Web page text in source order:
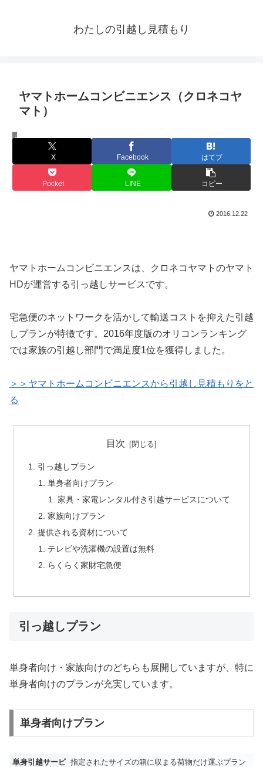
わたしの引越し見積もり
ヤマトホームコンビニエンス（クロネコヤ
マト）
引越し業者の特徴
X Facebook はてブ
Pocket LINE コピー
2016.12.22
ヤマトホームコンビニエンスは、クロネコヤマトのヤマト
HDが運営する引っ越しサービスです。
宅急便のネットワークを活かして輸送コストを抑えた引越
しプランが特徴です。2016年度版のオリコンランキング
では家族の引越し部門で満足度1位を獲得しました。
＞＞ヤマトホームコンビニエンスから引越し見積もりをと
る
目次
引っ越しプラン
単身者向けプラン
家具・家電レンタル付き引越サービスについて
家族向けプラン
提供される資材について
テレビや洗濯機の設置は無料
らくらく家財宅急便
引っ越しプラン
単身者向け・家族向けのどちらも展開していますが、特に
単身者向けのプランが充実しています。
単身者向けプラン
単身引越サービ 指定されたサイズの箱に収まる荷物だけ運ぶプラン